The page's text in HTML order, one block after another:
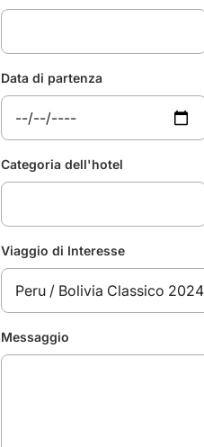
Data di partenza
Categoria dell'hotel
Viaggio di Interesse
Messaggio